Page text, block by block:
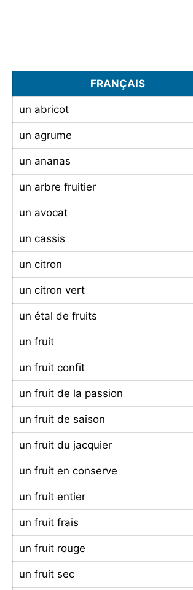
FRANÇAIS
un abricot
un agrume
un ananas
un arbre fruitier
un avocat
un cassis
un citron
un citron vert
un étal de fruits
un fruit
un fruit confit
un fruit de la passion
un fruit de saison
un fruit du jacquier
un fruit en conserve
un fruit entier
un fruit frais
un fruit rouge
un fruit sec